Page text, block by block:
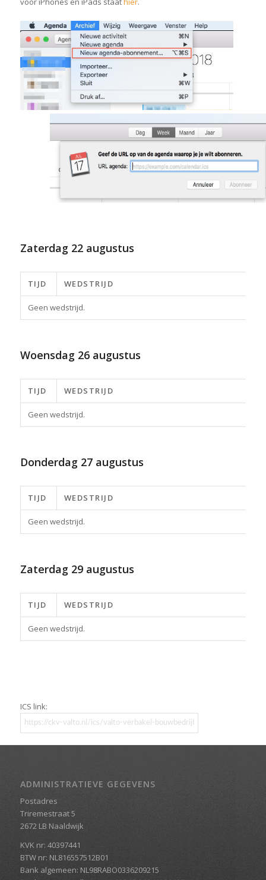
Zaterdag22 augustus
TIJD WEDSTRIJD
Geen wedstrijd.
Woensdag26 augustus
TIJD WEDSTRIJD
Geen wedstrijd.
Donderdag27 augustus
TIJD WEDSTRIJD
Geen wedstrijd.
Zaterdag29 augustus
TIJD WEDSTRIJD
Geen wedstrijd.
ICS link:
ADMINISTRATIEVE GEGEVENS
Postadres
Triremestraat 5
2672 LB Naaldwijk
KVK nr: 40397441
BTW nr: NL816557512B01
Bank algemeen: NL98RABO0336209215